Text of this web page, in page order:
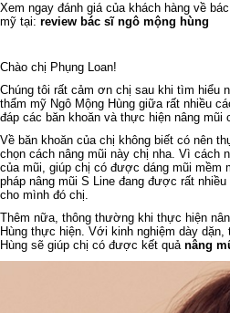
Xem ngay đánh giá của khách hàng về
mỹ tại: review bác sĩ ngô mộng hùng
Chào chị Phụng Loan!
Chúng tôi rất cảm ơn chị sau khi tìm hiểu
thẩm mỹ Ngô Mộng Hùng giữa rất nhiều
đáp các băn khoăn và thực hiện nâng mũi
Về băn khoăn của chị không biết có nên
chọn cách nâng mũi này chị nha. Vì cách
của mũi, giúp chị có được dáng mũi mềm
pháp nâng mũi S Line đang được rất
cho mình đó chị.
Thêm nữa, thông thường khi thực hiện
Hùng thực hiện. Với kinh nghiệm dày
Hùng sẽ giúp chị có được kết quả nâng